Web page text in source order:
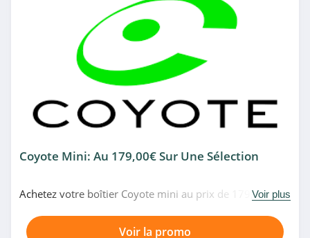
Coyote Mini: Au 179,00€ Sur Une Sélection
Achetez votre boîtier Coyote mini au prix de 179,00€Voir plus
Voir la promo